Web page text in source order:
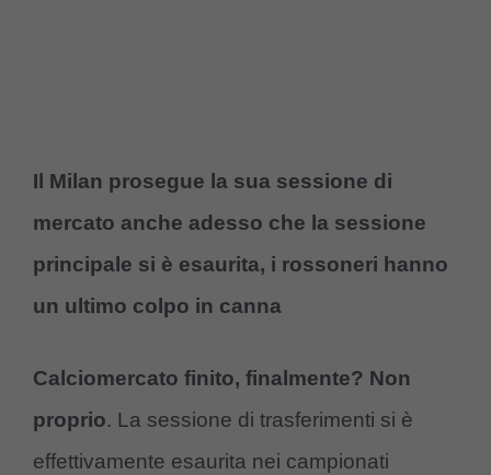
Il Milan prosegue la sua sessione di
mercato anche adesso che la sessione
principale si è esaurita, i rossoneri hanno
un ultimo colpo in canna
Calciomercato finito, finalmente? Non
proprio. La sessione di trasferimenti si è
effettivamente esaurita nei campionati